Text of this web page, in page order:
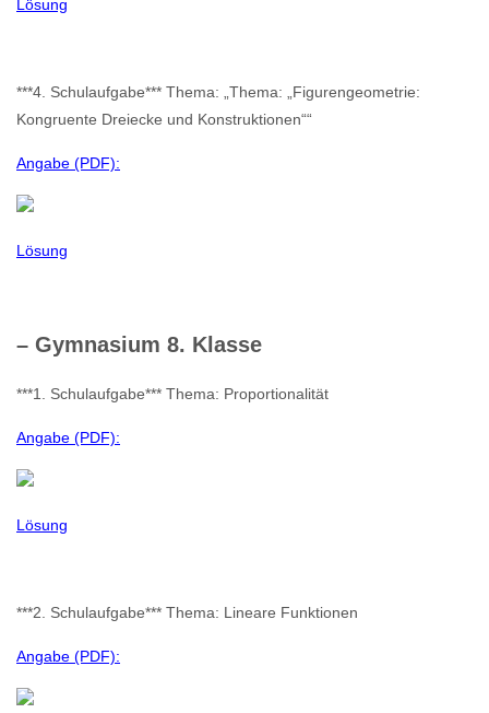
Lösung
***4. Schulaufgabe*** Thema: „Thema: „Figurengeometrie:
Kongruente Dreiecke und Konstruktionen““
Angabe (PDF):
Lösung
– Gymnasium 8. Klasse
***1. Schulaufgabe*** Thema: Proportionalität
Angabe (PDF):
Lösung
***2. Schulaufgabe*** Thema: Lineare Funktionen
Angabe (PDF):